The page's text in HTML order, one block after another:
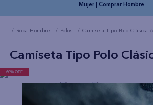
Mujer| Comprar Hombre
Ropa Hombre Polos Camiseta Tipo Polo Clásica
Camiseta Tipo Polo
60% OFF